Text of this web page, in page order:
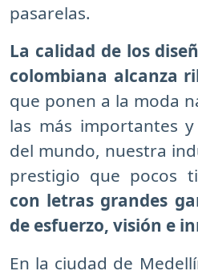
pasarelas.
La calidad de los
colombiana alcanza
que ponen a la moda
las más importantes
del mundo, nuestra
prestigio que pocos
con letras grandes
de esfuerzo, visión e
En la ciudad de